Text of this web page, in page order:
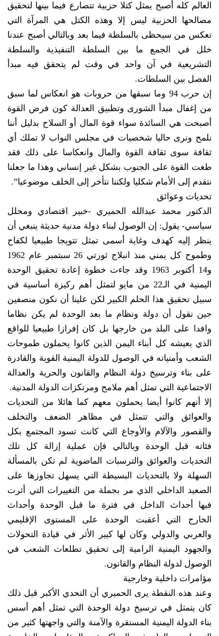
العالم كله أصبح يمثل كتلا حزبية تتصارع فيما بينها لتحقيق
مصالحها الحزبية ليس إلا وهذه الكتل هي المرآة التي
تعكس من سيحظى بالسلطة فيما بعد وبالتالي أصبح عندنا
خلل في الجمع ما بين السلطة التنفيذية والسلطة
التشريعية في آن واحد في وقت لم يتحقق فيه مبدأ
الفصل بين السلطات.
إن حرب 94 وما سبقها من حروبات هو انعكاس لما سبق
من إغفال مبدأ الشورى وتطبيق العدالة كون فرض القوة
أصبحت هي السائدة سواء قوة المال أو السلاح بدليل أننا
نلمح ونرى حاليا شخصيات في مجلس النواب لا تملك أي
ثقافة سوى ثقافة القوة والمال وانعكاسا على ذلك فقد
طغت القوة على الجنوب بشكل غير إنساني وهذا ما جعلنا
نتقدم إلى الأمام شكليا ولكننا نتأخر إلى الخلف موضوعيا”.
تحديات وعوائق
الدكتور محمد عبدالله الحميري -خبير اقتصادي ومحلل
سياسي- يقول: إن الوصول لبناء دولة مدنية حديثة ينبغي أن
ينظر إليه كهدف وغاية أسمى تمثل تتويجا طبيعيا لكفاح
وطموح كل يمني منذ انبلاج ثورتي 26 سبتمبر عام 1962
و14 أكتوبر 1963 وقد جاءت خطوة إعادة تحقيق الوحدة
اليمنية في الـ22 من مايو لتمثل أهم ركيزة أساسية في
سبيل تحقيق هذا الحلم الكبير لكن علينا أن نكون منصفين
حين نقول أن دولة ونظام ما بعد الوحدة لم يكن نظاما
وافدا على البلد من خارجها بل كان إفرازا طبيعيا للواقع
الذي يعيشه كل أبناء اليمن الذين كانوا يحملون طموحات
الشعب وأمنياته في الوصول للدولة اليمنية القوية والقادرة
على بناء وترسيخ دولة النظام والقانون والحرية والعدالة
الاجتماعية التي تمثل أهم ملامح ومرتكزات الدولة المدنية.
إلا أنهم كانوا أيضا يحملون معهم كما هائلا من التحديات
والعوائق والتي تتمثل في مظاهر الضعف والتخلف
والقصور والآلام والأوجاع التي كانت تسود المجتمع بكل
فئاته قبل الوحدة وبالتالي فإن عملية إزالة كل تلك
التحديات والعوائق والترسبات الماضوية لم تكن بالمسألة
السهلة ولا بالتحديات البسيطة التي يسهل تجاوزها على
الصعيد الداخلي الذي مر بجملة من التغييرات التي أثرت
فيها أحداث الداخل في فترة ما قبل الوحدة وأحداث
الخارج التي أعقبت الوحدة على المستوى الإقليمي
والعربي والدولي وكان لها كبير الأثر في قيادة التحولات
والجهود اليمنية الرامية إلى تحقيق تطلعات الشعب في
الوصول لدولة النظام والقانون.
مؤامرات داخلية وخارجية
وعند هذه النقطة يرى الحميري أن التحدي الأكبر قبل ذلك
كان يتمثل في ترسيخ دولة الوحدة التي تمثل أهم أسس
بناء الدولة اليمنية المستقرة والآمنة والتي واجهتها كثير من